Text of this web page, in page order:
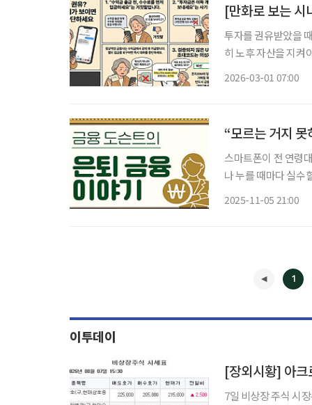
[만화로 보는 시
투자를 권유받았을
히 노후 자산을 지켜
2026-03-01 07:00
스마트폰이 전 연령
나 누를 때마다 실수
2025-11-05 21:00
1
이투데이
[장외시황] 아
7일 비상장 주식 시장은 상승세를 지속했